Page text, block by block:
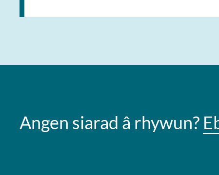
Angen siarad â rhywun?